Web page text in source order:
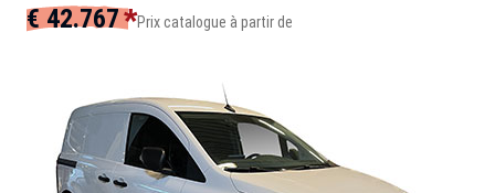
€ 42.767*Prix catalogue à partir de